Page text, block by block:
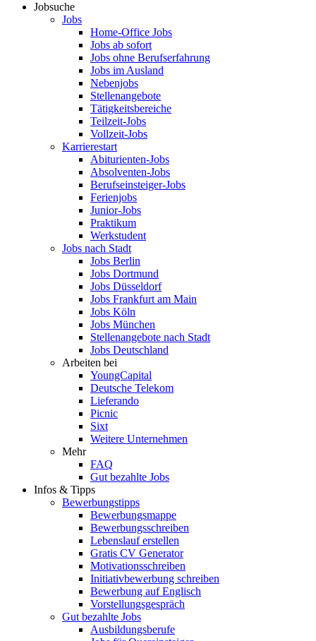
Jobsuche
Jobs
Home-Office Jobs
Jobs ab sofort
Jobs ohne Berufserfahrung
Jobs im Ausland
Nebenjobs
Stellenangebote
Tätigkeitsbereiche
Teilzeit-Jobs
Vollzeit-Jobs
Karrierestart
Abiturienten-Jobs
Absolventen-Jobs
Berufseinsteiger-Jobs
Ferienjobs
Junior-Jobs
Praktikum
Werkstudent
Jobs nach Stadt
Jobs Berlin
Jobs Dortmund
Jobs Düsseldorf
Jobs Frankfurt am Main
Jobs Köln
Jobs München
Stellenangebote nach Stadt
Jobs Deutschland
Arbeiten bei
YoungCapital
Deutsche Telekom
Lieferando
Picnic
Sixt
Weitere Unternehmen
Mehr
FAQ
Gut bezahlte Jobs
Infos & Tipps
Bewerbungstipps
Bewerbungsmappe
Bewerbungsschreiben
Lebenslauf erstellen
Gratis CV Generator
Motivationsschreiben
Initiativbewerbung schreiben
Bewerbung auf Englisch
Vorstellungsgespräch
Gut bezahlte Jobs
Ausbildungsberufe